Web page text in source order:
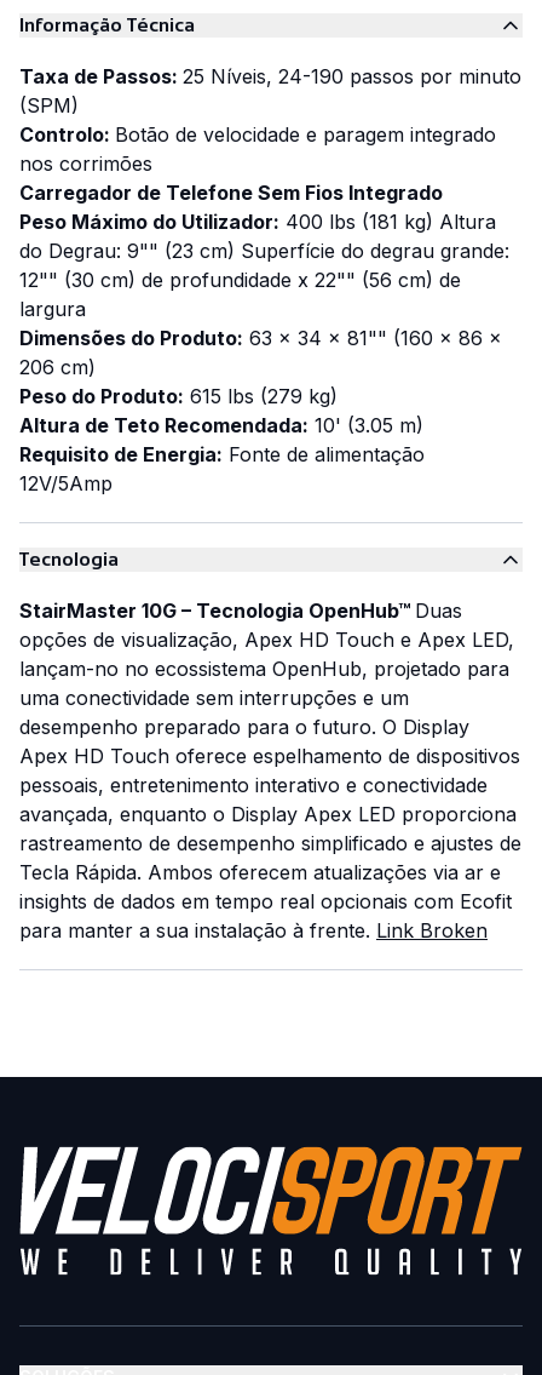
Informação Técnica
Taxa de Passos: 25 Níveis, 24-190 passos por minuto
(SPM)
Controlo: Botão de velocidade e paragem integrado
nos corrimões
Carregador de Telefone Sem Fios Integrado
Peso Máximo do Utilizador: 400 lbs (181 kg) Altura
do Degrau: 9"" (23 cm) Superfície do degrau grande:
12"" (30 cm) de profundidade x 22"" (56 cm) de
largura
Dimensões do Produto: 63 x 34 x 81"" (160 x 86 x
206 cm)
Peso do Produto: 615 lbs (279 kg)
Altura de Teto Recomendada: 10' (3.05 m)
Requisito de Energia: Fonte de alimentação
12V/5Amp
Tecnologia
StairMaster 10G – Tecnologia OpenHub™ Duas
opções de visualização, Apex HD Touch e Apex LED,
lançam-no no ecossistema OpenHub, projetado para
uma conectividade sem interrupções e um
desempenho preparado para o futuro. O Display
Apex HD Touch oferece espelhamento de dispositivos
pessoais, entretenimento interativo e conectividade
avançada, enquanto o Display Apex LED proporciona
rastreamento de desempenho simplificado e ajustes de
Tecla Rápida. Ambos oferecem atualizações via ar e
insights de dados em tempo real opcionais com Ecofit
para manter a sua instalação à frente. Link Broken